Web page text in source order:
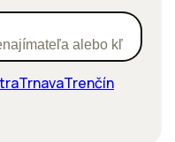
Inzerát
alebo kľúčové
TrnavaTrenčín